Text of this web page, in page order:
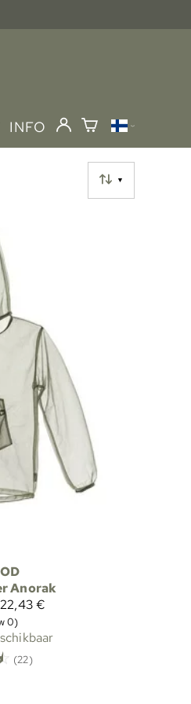
INFO
▼
Anorak
€
0)
(22)